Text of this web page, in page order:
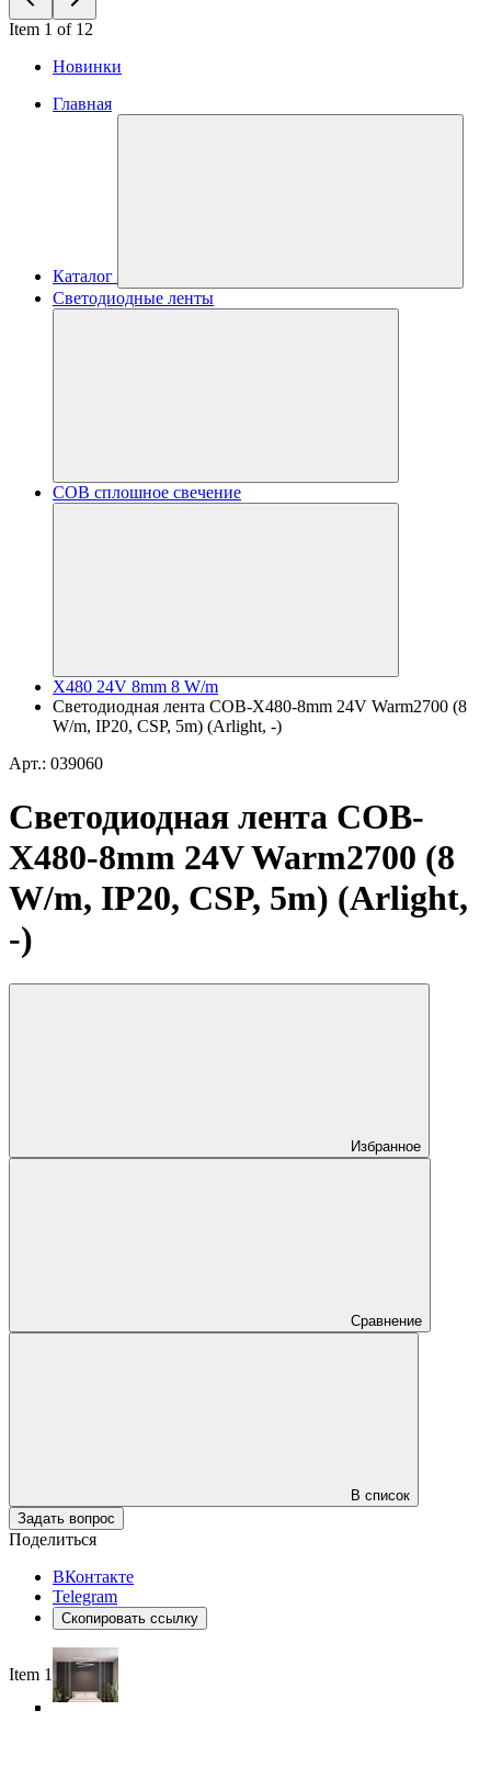
Item 1 of 12
Новинки
Главная
Каталог
Светодиодные ленты
COB сплошное свечение
X480 24V 8mm 8 W/m
Светодиодная лента COB-X480-8mm 24V Warm2700 (8
W/m, IP20, CSP, 5m) (Arlight, -)
Арт.: 039060
Светодиодная лента COB-
X480-8mm 24V Warm2700 (8
W/m, IP20, CSP, 5m) (Arlight,
-)
Избранное
Сравнение
В список
Задать вопрос
Поделиться
ВКонтакте
Telegram
Скопировать ссылку
Item 1 of 6